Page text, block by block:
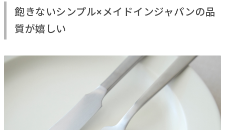
飽きないシンプル×メイドインジャパンの品
質が嬉しい